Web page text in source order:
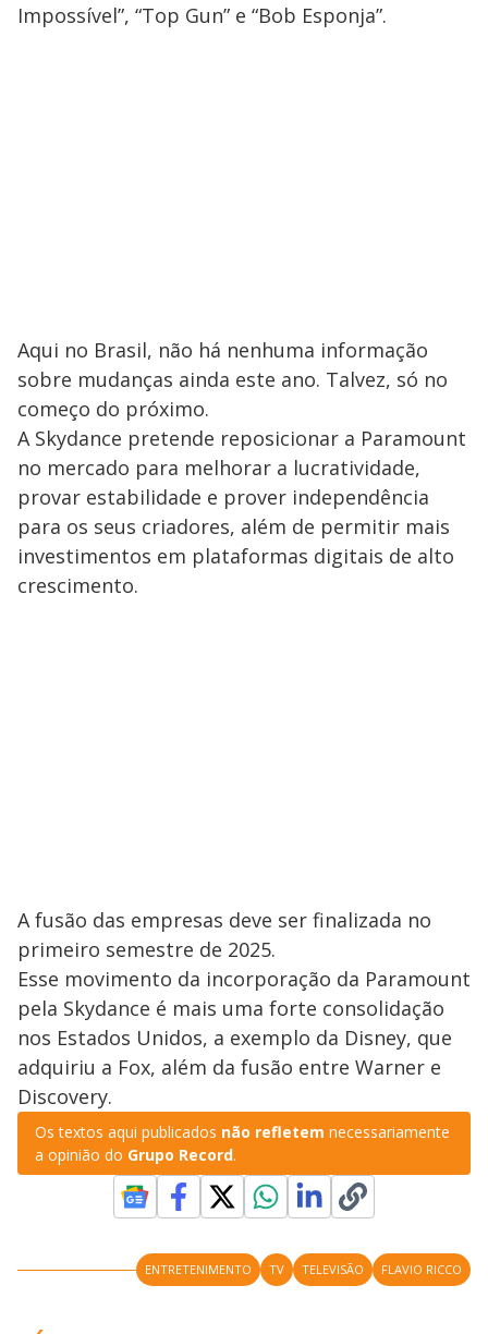
Impossível”, “Top Gun” e “Bob Esponja”.
Aqui no Brasil, não há nenhuma informação
sobre mudanças ainda este ano. Talvez, só no
começo do próximo.
A Skydance pretende reposicionar a Paramount
no mercado para melhorar a lucratividade,
provar estabilidade e prover independência
para os seus criadores, além de permitir mais
investimentos em plataformas digitais de alto
crescimento.
A fusão das empresas deve ser finalizada no
primeiro semestre de 2025.
Esse movimento da incorporação da Paramount
pela Skydance é mais uma forte consolidação
nos Estados Unidos, a exemplo da Disney, que
adquiriu a Fox, além da fusão entre Warner e
Discovery.
Os textos aqui publicados não refletem necessariamente
a opinião do Grupo Record.
ENTRETENIMENTO TV TELEVISÃO FLAVIO RICCO